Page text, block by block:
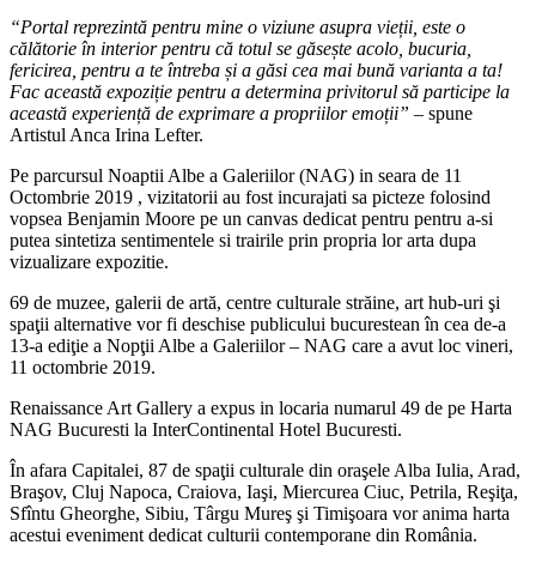
“Portal reprezintă pentru mine o viziune asupra vieții, este o
călătorie în interior pentru că totul se găsește acolo, bucuria,
fericirea, pentru a te întreba și a găsi cea mai bună varianta a ta!
Fac această expoziție pentru a determina privitorul să participe la
această experiență de exprimare a propriilor emoții” – spune
Artistul Anca Irina Lefter.
Pe parcursul Noaptii Albe a Galeriilor (NAG) in seara de 11
Octombrie 2019 , vizitatorii au fost incurajati sa picteze folosind
vopsea Benjamin Moore pe un canvas dedicat pentru pentru a-si
putea sintetiza sentimentele si trairile prin propria lor arta dupa
vizualizare expozitie.
69 de muzee, galerii de artă, centre culturale străine, art hub-uri şi
spaţii alternative vor fi deschise publicului bucurestean în cea de-a
13-a ediţie a Nopţii Albe a Galeriilor – NAG care a avut loc vineri,
11 octombrie 2019.
Renaissance Art Gallery a expus in locaria numarul 49 de pe Harta
NAG Bucuresti la InterContinental Hotel Bucuresti.
În afara Capitalei, 87 de spaţii culturale din oraşele Alba Iulia, Arad,
Braşov, Cluj Napoca, Craiova, Iaşi, Miercurea Ciuc, Petrila, Reşiţa,
Sfîntu Gheorghe, Sibiu, Târgu Mureş şi Timişoara vor anima harta
acestui eveniment dedicat culturii contemporane din România.